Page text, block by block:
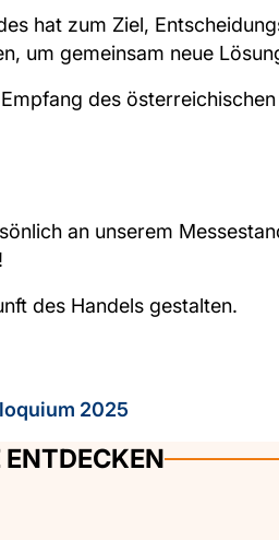
hat zum Ziel,
um gemeinsam neue
des
an unserem
des Handels gestalten.
2025
ENTDECKEN